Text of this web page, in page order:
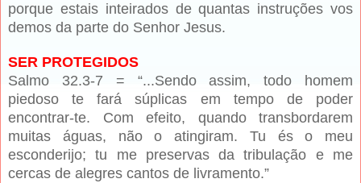
porque estais inteirados de quantas instruções vos
demos da parte do Senhor Jesus.
SER PROTEGIDOS
Salmo 32.3-7 = “...Sendo assim, todo homem
piedoso te fará súplicas em tempo de poder
encontrar-te. Com efeito, quando transbordarem
muitas águas, não o atingiram. Tu és o meu
esconderijo; tu me preservas da tribulação e me
cercas de alegres cantos de livramento.”